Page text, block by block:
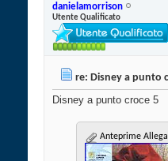
danielamorrison
Utente Qualificato
re: Disney a punto
Disney a punto croce 5
Anteprime